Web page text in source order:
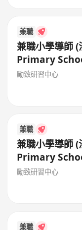
兼職
兼職小學導師
Primary
Shatin)
勵致研習中心
兼職
兼職小學導師
Primary
Shatin)
勵致研習中心
兼職